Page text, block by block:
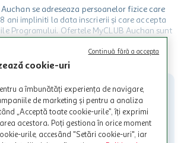
Auchan se adreseaza persoanelor fizice care
ani impliniti la data inscrierii și care accepta
Programului. Ofertele MyCLUB Auchan sunt
client o singura data in perioada promotiei.
doar in legatura cu magazinele Auchan
legatura cu alti comercianți sau pentru alte
mentionate in Termene si Conditii. Auchan
imposibilitatea utilizarii Cardului in perioada in
sau in perioada in care sunt efectuate
tehnice la sistemul de utilizarea al Cardului.
CITESTE MAI MULT
cookie-uri
a îmbunătăți experiența de navigare,
de marketing și pentru a analiza
„Acceptă toate cookie-urile”, îți exprimi
acestora. Poți gestiona în orice moment
urile, accesând "Setări cookie-uri", iar
Continuă fără a accepta